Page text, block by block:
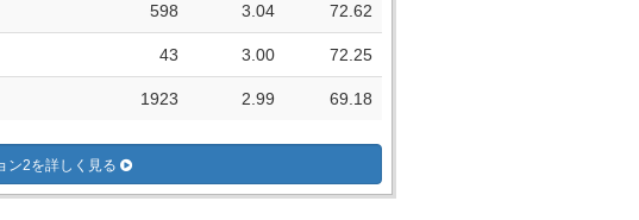
598 3.04 72.62
43 3.00 72.25
1923 2.99 69.18
ン2を詳しく見る